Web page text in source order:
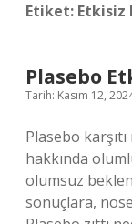
Etiket: Etkisiz
Plasebo
Tarih: Kasım 12,
Plasebo
hakkında
olumsuz
sonuçlara,